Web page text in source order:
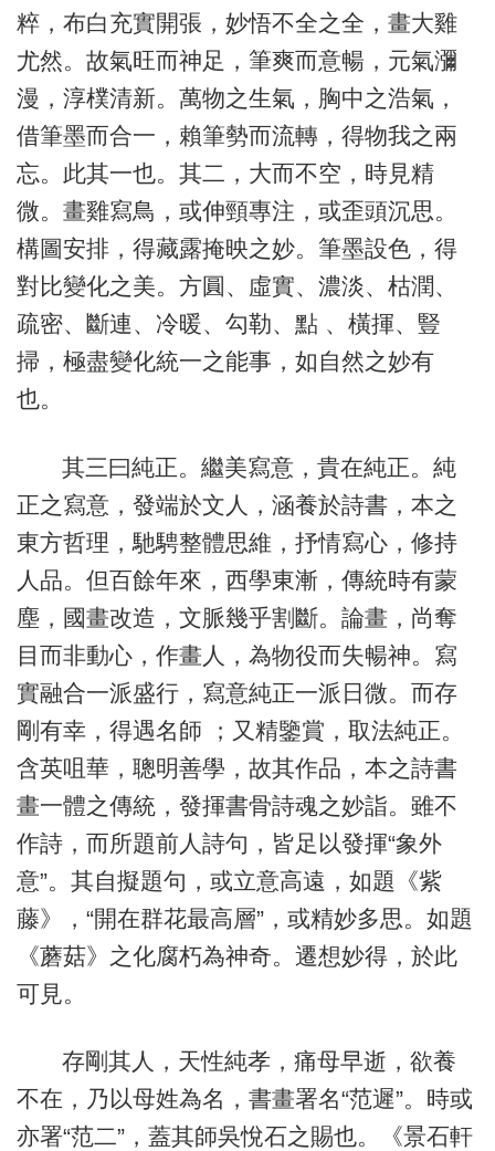
粹，布白充實開張，妙悟不全之全，畫大雞
尤然。故氣旺而神足，筆爽而意暢，元氣瀰
漫，淳樸清新。萬物之生氣，胸中之浩氣，
借筆墨而合一，賴筆勢而流轉，得物我之兩
忘。此其一也。其二，大而不空，時見精
微。畫雞寫鳥，或伸頸專注，或歪頭沉思。
構圖安排，得藏露掩映之妙。筆墨設色，得
對比變化之美。方圓、虛實、濃淡、枯潤、
疏密、斷連、冷暖、勾勒、點 、橫揮、豎
掃，極盡變化統一之能事，如自然之妙有
也。
其三曰純正。繼美寫意，貴在純正。純
正之寫意，發端於文人，涵養於詩書，本之
東方哲理，馳騁整體思維，抒情寫心，修持
人品。但百餘年來，西學東漸，傳統時有蒙
塵，國畫改造，文脈幾乎割斷。論畫，尚奪
目而非動心，作畫人，為物役而失暢神。寫
實融合一派盛行，寫意純正一派日微。而存
剛有幸，得遇名師 ；又精鑒賞，取法純正。
含英咀華，聰明善學，故其作品，本之詩書
畫一體之傳統，發揮書骨詩魂之妙詣。雖不
作詩，而所題前人詩句，皆足以發揮“象外
意”。其自擬題句，或立意高遠，如題《紫
藤》，“開在群花最高層”，或精妙多思。如題
《蘑菇》之化腐朽為神奇。遷想妙得，於此
可見。
存剛其人，天性純孝，痛母早逝，欲養
不在，乃以母姓為名，書畫署名“范遲”。時或
亦署“范二”，蓋其師吳悅石之賜也。《景石軒